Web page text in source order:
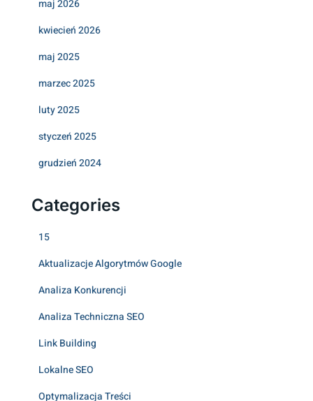
maj 2026
kwiecień 2026
maj 2025
marzec 2025
luty 2025
styczeń 2025
grudzień 2024
Categories
15
Aktualizacje Algorytmów Google
Analiza Konkurencji
Analiza Techniczna SEO
Link Building
Lokalne SEO
Optymalizacja Treści